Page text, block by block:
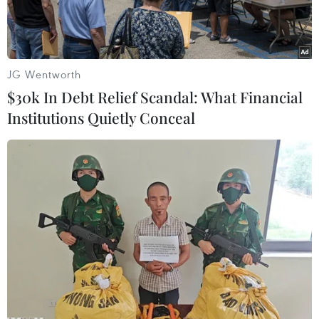
(Nguồn: TTXVN)
"Hướng tới quản lý tốt hơn các bệnh mạn tính
tại Việt Nam" là chủ đề Hội thảo do Đại sứ quán
Pháp tại Việt Nam, Phòng Thương mại và Công
JG Wentworth
$30k In Debt Relief Scandal: What Financial
Institutions Quietly Conceal